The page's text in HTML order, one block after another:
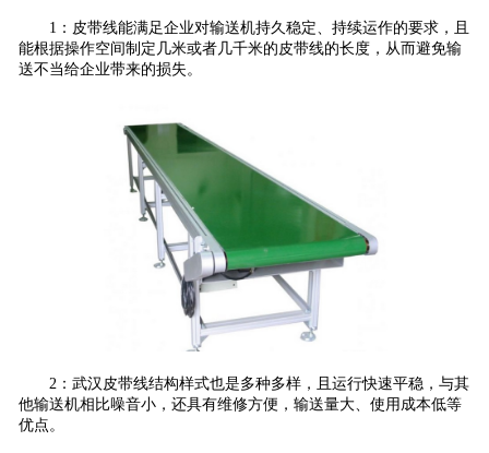
1：皮带线能满足企业对输送机持久稳定、持续运作的要求，且
能根据操作空间制定几米或者几千米的皮带线的长度，从而避免输
送不当给企业带来的损失。
2：武汉皮带线结构样式也是多种多样，且运行快速平稳，与其
他输送机相比噪音小，还具有维修方便，输送量大、使用成本低等
优点。